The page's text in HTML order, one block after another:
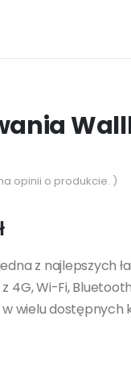
opinii o produkcie. )
Zakres
od
4,335 zł
do
z najlepszych
4G, Wi-Fi,
wielu dostępnych